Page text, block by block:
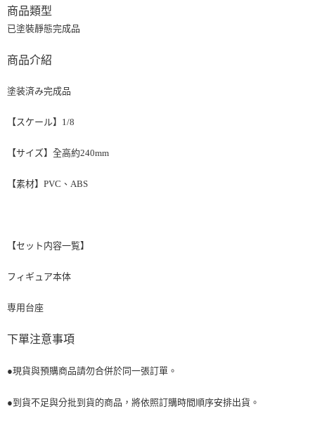
商品類型
已塗裝靜態完成品
商品介紹
塗装済み完成品
【スケール】1/8
【サイズ】全高約240mm
【素材】PVC、ABS
【セット内容一覧】
フィギュア本体
専用台座
下單注意事項
●現貨與預購商品請勿合併於同一張訂單。
●到貨不足與分批到貨的商品，將依照訂購時間順序安排出貨。